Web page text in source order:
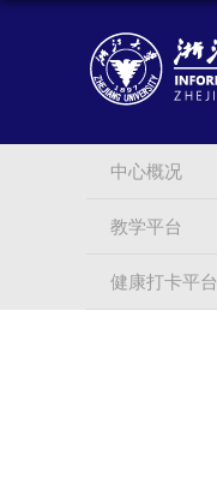
中心概况
教学平台
健康打卡平台